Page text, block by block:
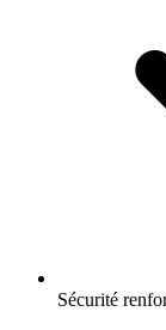
Sécurité